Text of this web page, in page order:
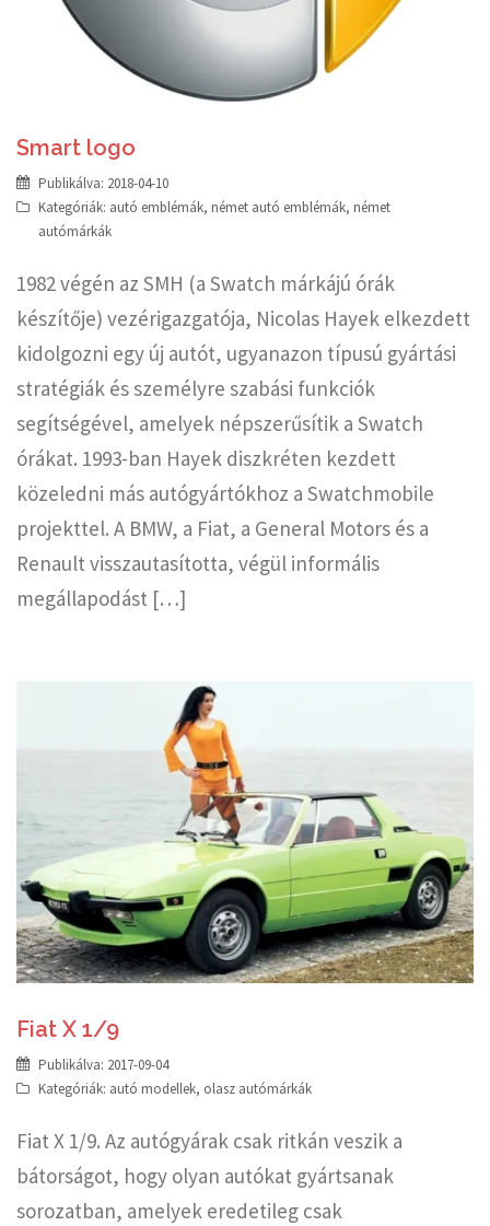
Smart logo
Publikálva: 2018-04-10
Kategóriák: autó emblémák, német autó emblémák, német
autómárkák
1982 végén az SMH (a Swatch márkájú órák
készítője) vezérigazgatója, Nicolas Hayek elkezdett
kidolgozni egy új autót, ugyanazon típusú gyártási
stratégiák és személyre szabási funkciók
segítségével, amelyek népszerűsítik a Swatch
órákat. 1993-ban Hayek diszkréten kezdett
közeledni más autógyártókhoz a Swatchmobile
projekttel. A BMW, a Fiat, a General Motors és a
Renault visszautasította, végül informális
megállapodást […]
Fiat X 1/9
Publikálva: 2017-09-04
Kategóriák: autó modellek, olasz autómárkák
Fiat X 1/9. Az autógyárak csak ritkán veszik a
bátorságot, hogy olyan autókat gyártsanak
sorozatban, amelyek eredetileg csak